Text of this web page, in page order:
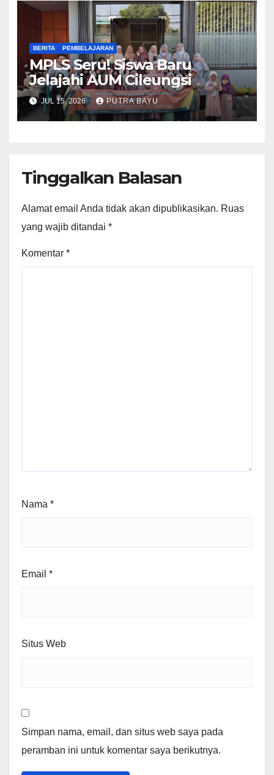
BERITA PEMBELAJARAN
MPLS Seru! Siswa Baru
Jelajahi AUM Cileungsi
JUL 15, 2026 PUTRA BAYU
Tinggalkan Balasan
Alamat email Anda tidak akan dipublikasikan. Ruas
yang wajib ditandai *
Komentar *
Nama *
Email *
Situs Web
Simpan nama, email, dan situs web saya pada
peramban ini untuk komentar saya berikutnya.